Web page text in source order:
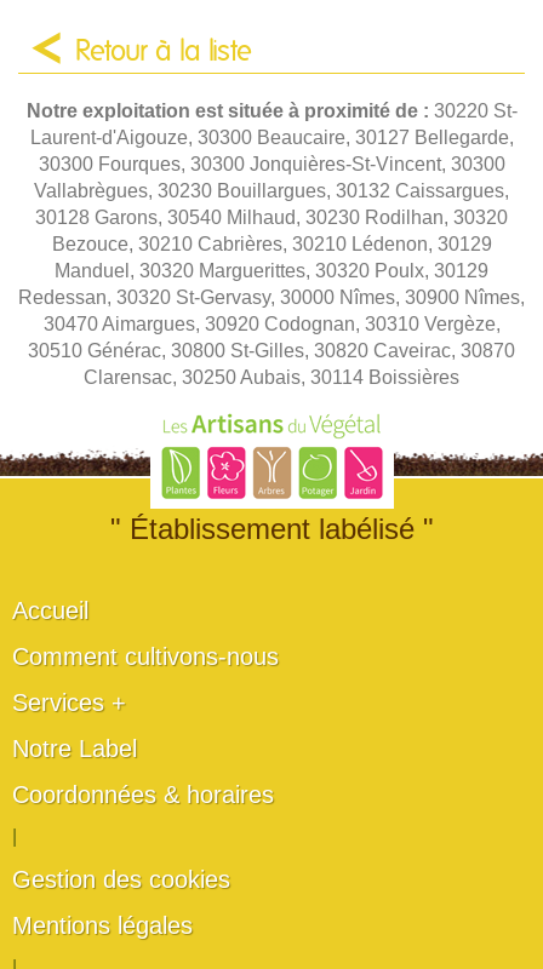
Retour à la liste
Notre exploitation est située à proximité de : 30220 St-
Laurent-d'Aigouze, 30300 Beaucaire, 30127 Bellegarde,
30300 Fourques, 30300 Jonquières-St-Vincent, 30300
Vallabrègues, 30230 Bouillargues, 30132 Caissargues,
30128 Garons, 30540 Milhaud, 30230 Rodilhan, 30320
Bezouce, 30210 Cabrières, 30210 Lédenon, 30129
Manduel, 30320 Marguerittes, 30320 Poulx, 30129
Redessan, 30320 St-Gervasy, 30000 Nîmes, 30900 Nîmes,
30470 Aimargues, 30920 Codognan, 30310 Vergèze,
30510 Générac, 30800 St-Gilles, 30820 Caveirac, 30870
Clarensac, 30250 Aubais, 30114 Boissières
" Établissement labélisé "
Accueil
Comment cultivons-nous
Services +
Notre Label
Coordonnées & horaires
Gestion des cookies
Mentions légales